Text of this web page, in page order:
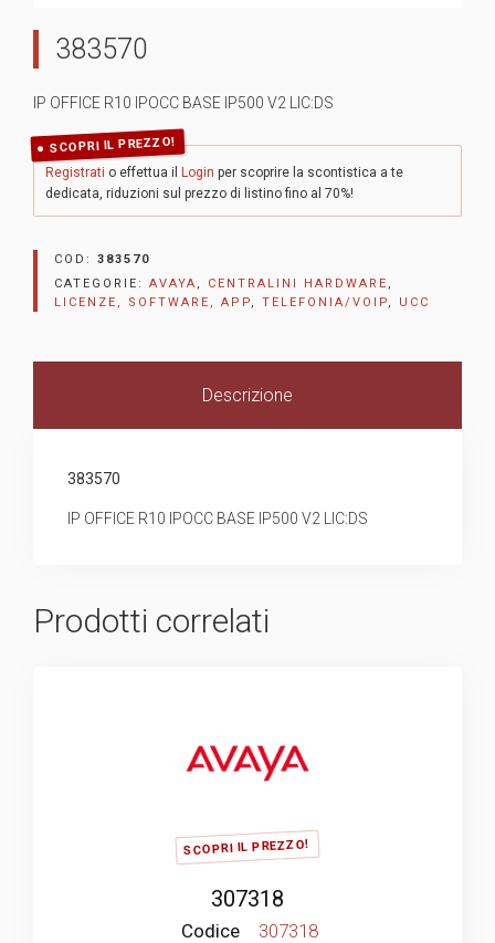
383570
IP OFFICE R10 IPOCC BASE IP500 V2 LIC:DS
SCOPRI IL PREZZO!
Registrati o effettua il Login per scoprire la scontistica a te
dedicata, riduzioni sul prezzo di listino fino al 70%!
COD: 383570
CATEGORIE: AVAYA , CENTRALINI HARDWARE ,
LICENZE, SOFTWARE, APP, TELEFONIA/VOIP, UCC
Descrizione
383570
IP OFFICE R10 IPOCC BASE IP500 V2 LIC:DS
Prodotti correlati
SCOPRI IL PREZZO!
307318
Codice
307318